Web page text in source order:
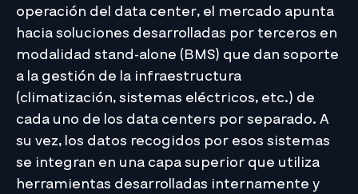
operación del data center, el mercado apunta
hacia soluciones desarrolladas por terceros en
modalidad stand-alone (BMS) que dan soporte
a la gestión de la infraestructura
(climatización, sistemas eléctricos, etc.) de
cada uno de los data centers por separado. A
su vez, los datos recogidos por esos sistemas
se integran en una capa superior que utiliza
herramientas desarrolladas internamente y